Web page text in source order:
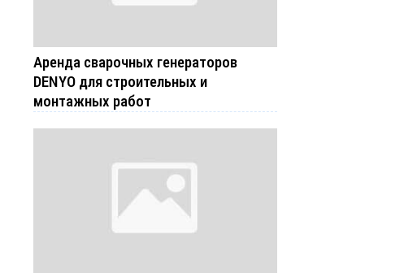
Аренда сварочных генераторов
DENYO для строительных и
монтажных работ